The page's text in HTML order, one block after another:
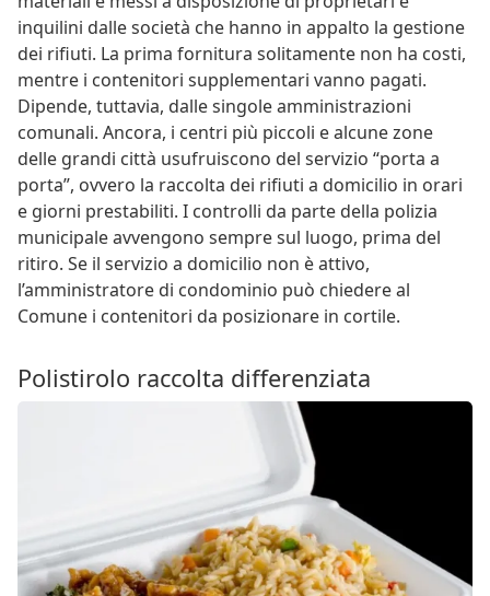
inquilini dalle società che hanno in appalto la gestione
dei rifiuti. La prima fornitura solitamente non ha costi,
mentre i contenitori supplementari vanno pagati.
Dipende, tuttavia, dalle singole amministrazioni
comunali. Ancora, i centri più piccoli e alcune zone
delle grandi città usufruiscono del servizio “porta a
porta”, ovvero la raccolta dei rifiuti a domicilio in orari
e giorni prestabiliti. I controlli da parte della polizia
municipale avvengono sempre sul luogo, prima del
ritiro. Se il servizio a domicilio non è attivo,
l’amministratore di condominio può chiedere al
Comune i contenitori da posizionare in cortile.
Polistirolo raccolta differenziata